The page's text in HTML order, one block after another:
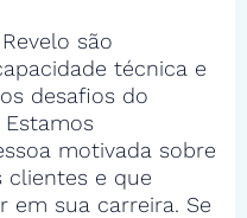
são
técnica e
desafios do
motivada sobre
clientes e que
em sua carreira. Se